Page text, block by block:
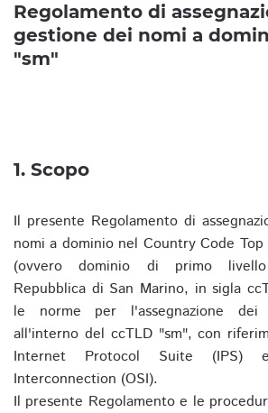
Regolamento di
gestione dei nomi a
"sm"
1. Scopo
Il presente Regolamento di
nomi a dominio nel Country Code
(ovvero dominio di primo
Repubblica di San Marino, in sigla
le norme per l'assegnazione
all'interno del ccTLD "sm", con
Internet Protocol Suite (IPS)
Interconnection (OSI).
Il presente Regolamento e le